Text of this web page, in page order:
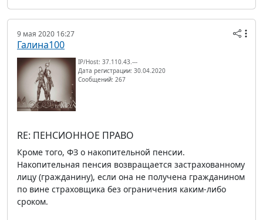
9 мая 2020 16:27
Галина100
IP/Host: 37.110.43.---
Дата регистрации: 30.04.2020
Сообщений: 267
RE: ПЕНСИОННОЕ ПРАВО
Кроме того, ФЗ о накопительной пенсии.
Накопительная пенсия возвращается застрахованному
лицу (гражданину), если она не получена гражданином
по вине страховщика без ограничения каким-либо
сроком.